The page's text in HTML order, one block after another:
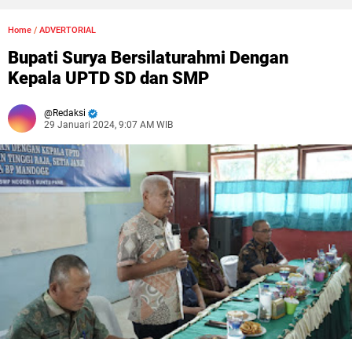
Home / ADVERTORIAL
Bupati Surya Bersilaturahmi Dengan
Kepala UPTD SD dan SMP
Redaksi
29 Januari 2024, 9:07 AM WIB